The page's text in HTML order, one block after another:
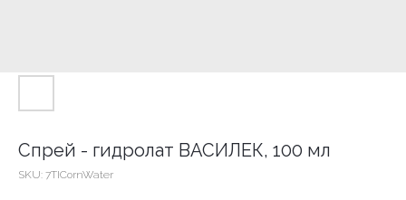
Спрей - гидролат ВАСИЛЕК, 100 мл
SKU: 7TICornWater